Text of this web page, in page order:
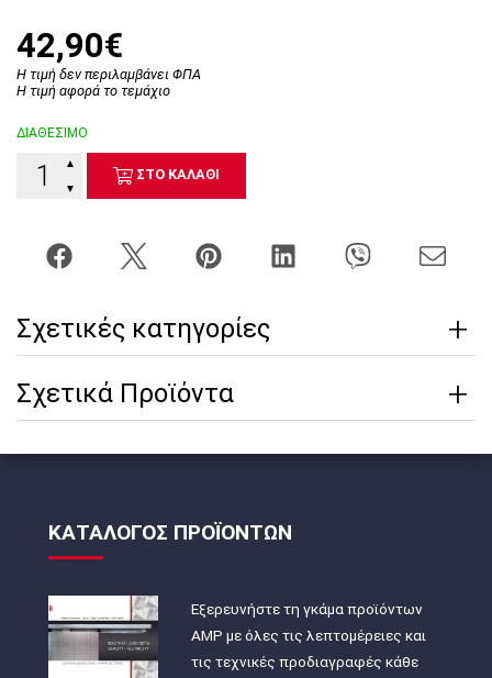
42,90€
Η τιμή δεν περιλαμβάνει ΦΠΑ
Η τιμή αφορά το τεμάχιο
ΔΙΑΘΕΣΙΜΟ
▼
▲
ΣΤΟ ΚΑΛΑΘΙ
Σχετικές κατηγορίες
Σχετικά Προϊόντα
ΚΑΤΑΛΟΓΟΣ ΠΡΟΪΟΝΤΩΝ
Εξερευνήστε τη γκάμα προϊόντων
AMP με όλες τις λεπτομέρειες και
τις τεχνικές προδιαγραφές κάθε